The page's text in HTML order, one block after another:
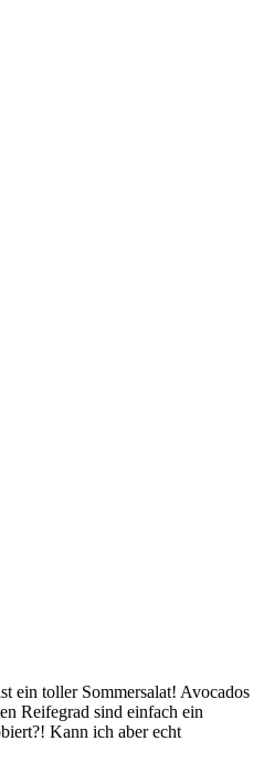
ein toller Sommersalat! Avocados
Reifegrad sind einfach ein
Kann ich aber echt